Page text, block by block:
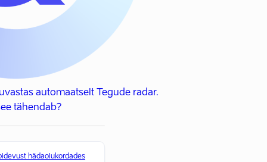
automaatselt Tegude radar.
tähendab?
hädaolukordades